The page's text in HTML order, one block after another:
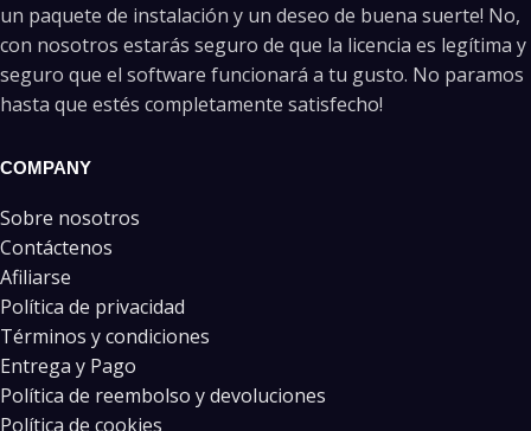
un paquete de instalación y un deseo de buena suerte! No,
con nosotros estarás seguro de que la licencia es legítima y
seguro que el software funcionará a tu gusto. No paramos
hasta que estés completamente satisfecho!
COMPANY
Sobre nosotros
Contáctenos
Afiliarse
Política de privacidad
Términos y condiciones
Entrega y Pago
Política de reembolso y devoluciones
Política de cookies